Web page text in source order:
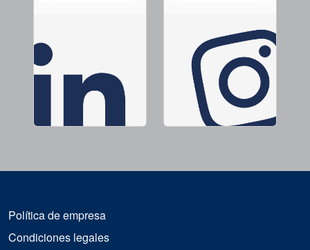
Política de empresa
Condiciones legales